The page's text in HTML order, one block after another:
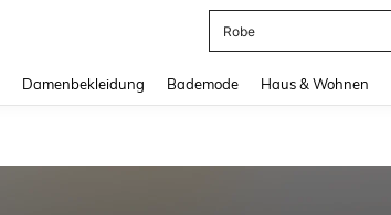
Robe
Damenbekleidung Bademode Haus & Wohnen